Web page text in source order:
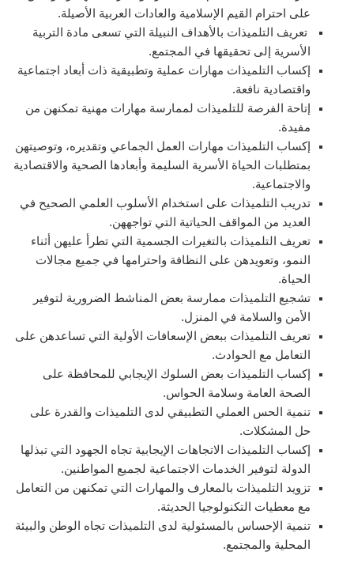
على احترام القيم الإسلامية والعادات العربية الأصيلة.
تعريف التلميذات بالأهداف النبيلة التي تسعى مادة التربية
الأسرية إلى تحقيقها في المجتمع.
إكساب التلميذات مهارات عملية وتطبيقية ذات أبعاد اجتماعية
واقتصادية نافعة.
إتاحة الفرصة للتلميذات لممارسة مهارات مهنية تمكنهن من
مفيدة.
إكساب التلميذات مهارات العمل الجماعي وتقديره، وتوصيتهن
بمتطلبات الحياة الأسرية السليمة وأبعادها الصحية والاقتصادية
والاجتماعية.
تدريب التلميذات على استخدام الأسلوب العلمي الصحيح في
العديد من المواقف الحياتية التي تواجههن.
تعريف التلميذات بالتغيرات الجسمية التي تطرأ عليهن أثناء
النمو، وتعويدهن على النظافة واحترامها في جميع مجالات
الحياة.
تشجيع التلميذات ممارسة بعض المناشط الضرورية لتوفير
الأمن والسلامة في المنزل.
تعريف التلميذات ببعض الإسعافات الأولية التي تساعدهن على
التعامل مع الحوادث.
إكساب التلميذات بعض السلوك الإيجابي للمحافظة على
الصحة العامة وسلامة الحواس.
تنمية الحس العملي التطبيقي لدى التلميذات والقدرة على
حل المشكلات.
إكساب التلميذات الاتجاهات الإيجابية تجاه الجهود التي تبذلها
الدولة لتوفير الخدمات الاجتماعية لجميع المواطنين.
تزويد التلميذات بالمعارف والمهارات التي تمكنهن من التعامل
مع معطيات التكنولوجيا الحديثة.
تنمية الإحساس بالمسئولية لدى التلميذات تجاه الوطن والبيئة
المحلية والمجتمع.